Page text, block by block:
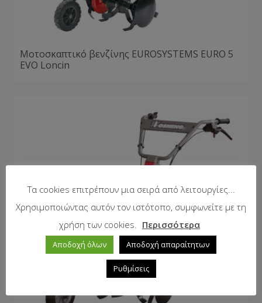
Μοτοσκαπτικό βενζίνης EUROSYSTEMS EURO 5
EVO Loncin
Τα cookies επιτρέπουν μια σειρά από λειτουργίες...
Χρησιμοποιώντας αυτόν τον ιστότοπο, συμφωνείτε με τη
χρήση των cookies.
Περισσότερα
Αποδοχή όλων Αποδοχή απαραίτητων
Ρυθμίσεις